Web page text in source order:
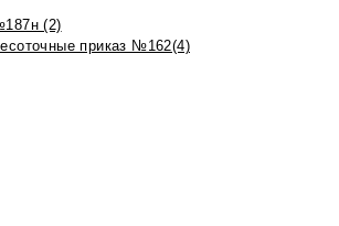
(2)
приказ №162(4)